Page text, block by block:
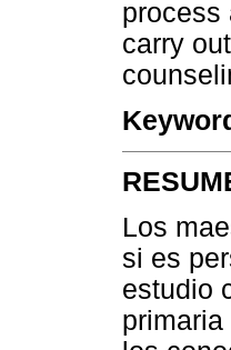
process
carry
Los
si es
estudio